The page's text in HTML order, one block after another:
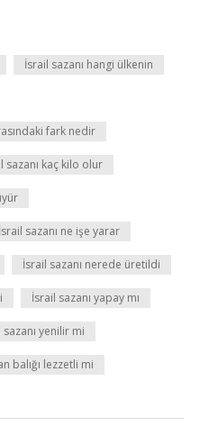
İsrail sazanı hangi ülkenin
fark nedir
sazanı kaç kilo olur
İsrail sazanı ne işe yarar
İsrail sazanı nerede üretildi
İsrail sazanı yapay mı
sazanı yenilir mi
balığı lezzetli mi